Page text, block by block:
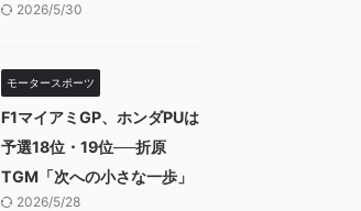
2026/5/30
モータースポーツ
F1マイアミGP、ホンダPUは
予選18位・19位──折原
TGM「次への小さな一歩」
2026/5/28